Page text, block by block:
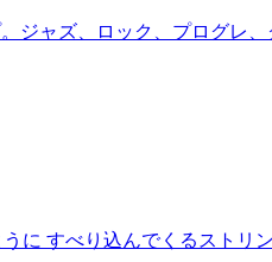
ジャズ、ロック、プログレ
に すべり込んでくるストリ